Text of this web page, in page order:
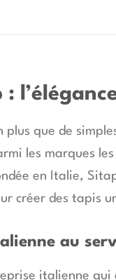
:
plus que de
les marques
en Italie,
créer des tapis
au
italienne qui